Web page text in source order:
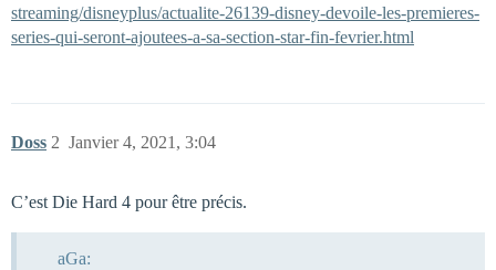
streaming/disneyplus/actualite-26139-disney-devoile-les-premieres-
series-qui-seront-ajoutees-a-sa-section-star-fin-fevrier.html
Doss Janvier 4, 2021, 3:04
2
C’est Die Hard 4 pour être précis.
aGa: